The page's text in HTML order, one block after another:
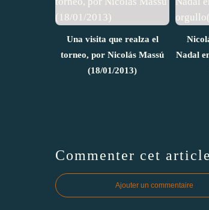
Una visita que realza el
torneo, por Nicolás Massú
(18/01/2013)
Nadal
Commenter cet article
Ajouter un commentaire